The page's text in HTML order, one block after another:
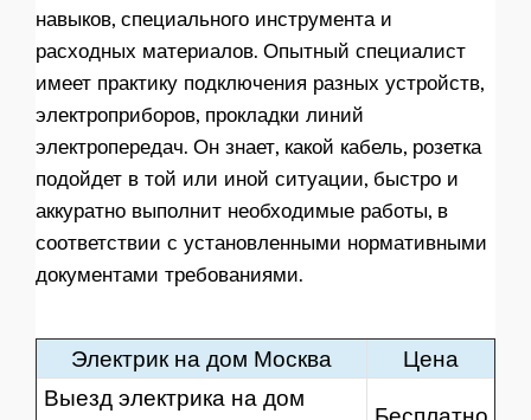
навыков, специального инструмента и
расходных материалов. Опытный специалист
имеет практику подключения разных устройств,
электроприборов, прокладки линий
электропередач. Он знает, какой кабель, розетка
подойдет в той или иной ситуации, быстро и
аккуратно выполнит необходимые работы, в
соответствии с установленными нормативными
документами требованиями.
Электрик на дом Москва
Цена
Выезд электрика на дом